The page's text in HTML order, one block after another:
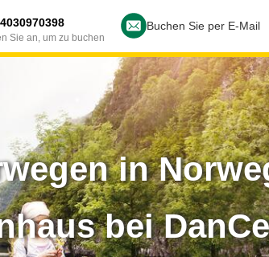
Sie an, um zu buchen
Buchen Sie per E-Mail
in
bei